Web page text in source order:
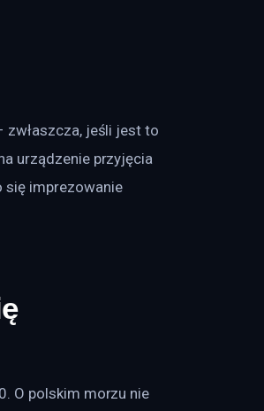
zwłaszcza, jeśli jest to
urządzenie przyjęcia
się imprezowanie
O polskim morzu nie